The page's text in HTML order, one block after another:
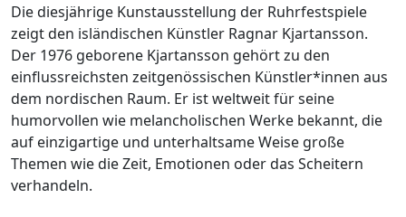
Die diesjährige Kunstausstellung der Ruhrfestspiele
zeigt den isländischen Künstler Ragnar Kjartansson.
Der 1976 geborene Kjartansson gehört zu den
einflussreichsten zeitgenössischen Künstler*innen aus
dem nordischen Raum. Er ist weltweit für seine
humorvollen wie melancholischen Werke bekannt, die
auf einzigartige und unterhaltsame Weise große
Themen wie die Zeit, Emotionen oder das Scheitern
verhandeln.